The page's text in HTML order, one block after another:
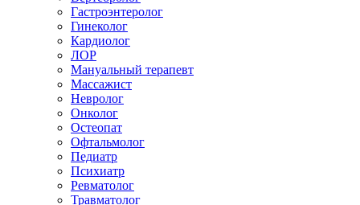
Гастроэнтеролог
Гинеколог
Кардиолог
ЛОР
Мануальный терапевт
Массажист
Невролог
Онколог
Остеопат
Офтальмолог
Педиатр
Психиатр
Ревматолог
Травматолог